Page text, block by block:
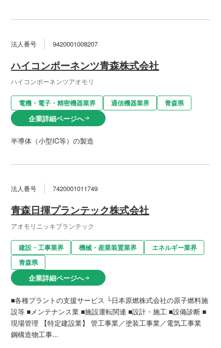
法人番号 9420001008207
ハイコンポーネンツ青森株式会社
ハイコンポーネンツアオモリ
電機・電子・精密機器業界 通信機器業界 青森県
企業詳細ページへarrow_right_alt
半導体（小型IC等）の製造
法人番号 7420001011749
青森日揮プランテック株式会社
アオモリニッキプランテック
建設・工事業界 機械・産業装置業界
エネルギー業界
青森県
企業詳細ページへarrow_right_alt
■各種プラントの支援サービス └日本原燃株式会社の原子燃料施
設等 ■メンテナンス業 ■施設運転関連 ■設計・施工 ■設備診断 ■
現場管理 【特定建設業】 管工事業／塗装工事業／電気工事業
鋼構造物工事...